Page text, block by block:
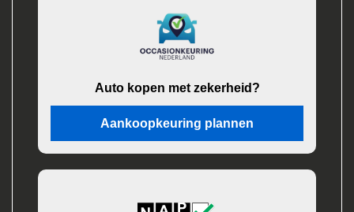
Auto kopen met zekerheid?
Aankoopkeuring plannen